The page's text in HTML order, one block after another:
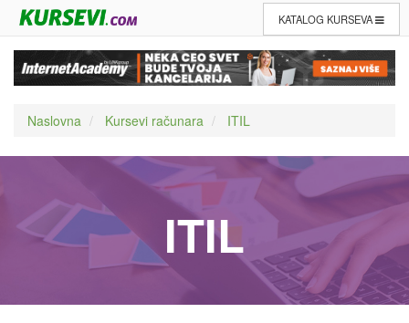
KATALOG KURSEVA
Naslovna Kursevi računara ITIL
ITIL